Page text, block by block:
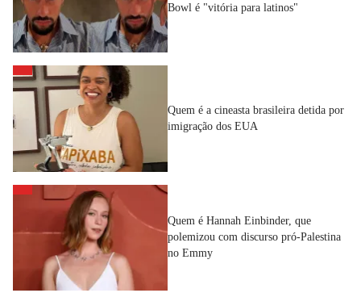
Bowl é "vitória para latinos"
Quem é a cineasta brasileira detida por
imigração dos EUA
Quem é Hannah Einbinder, que
polemizou com discurso pró-Palestina
no Emmy